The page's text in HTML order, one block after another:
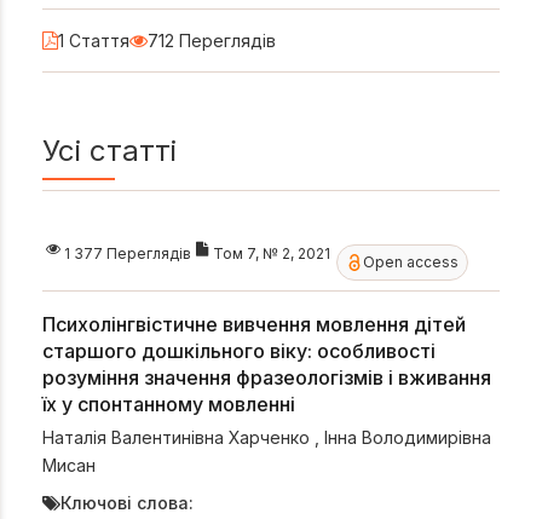
1 Стаття 712 Переглядів
Усі статті
1 377 Переглядів Том 7, № 2, 2021 Open access
Психолінгвістичне вивчення мовлення дітей
старшого дошкільного віку: особливості
розуміння значення фразеологізмів і вживання
їх у спонтанному мовленні
Наталія Валентинівна Харченко
Інна Володимирівна
Мисан
Ключові слова: